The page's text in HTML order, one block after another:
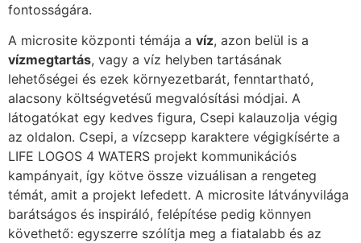
fontosságára.
A microsite központi témája a víz, azon belül is a
vízmegtartás, vagy a víz helyben tartásának
lehetőségei és ezek környezetbarát, fenntartható,
alacsony költségvetésű megvalósítási módjai. A
látogatókat egy kedves figura, Csepi kalauzolja végig
az oldalon. Csepi, a vízcsepp karaktere végigkísérte a
LIFE LOGOS 4 WATERS projekt kommunikációs
kampányait, így kötve össze vizuálisan a rengeteg
témát, amit a projekt lefedett. A microsite látványvilága
barátságos és inspiráló, felépítése pedig könnyen
követhető: egyszerre szólítja meg a fiatalabb és az